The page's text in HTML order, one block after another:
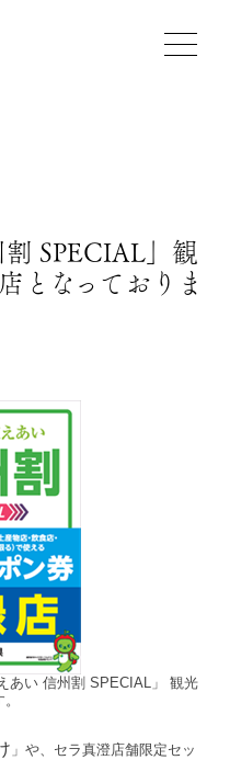
SPECIAL」観
となっておりま
あい 信州割 SPECIAL」 観光
」や、セラ真澄店舗限定セッ